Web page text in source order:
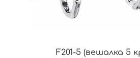
F201-5 (вешалка 5